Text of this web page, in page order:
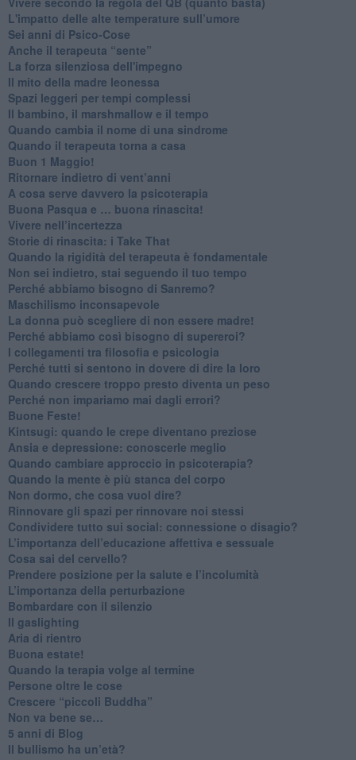
​L'impatto delle alte temperature sull’umore
Sei anni di Psico-Cose
​Anche il terapeuta “sente”
​La forza silenziosa dell'impegno
​Il mito della madre leonessa
Spazi leggeri per tempi complessi
Il bambino, il marshmallow e il tempo
​Quando cambia il nome di una sindrome
​Quando il terapeuta torna a casa
​Buon 1 Maggio!
Ritornare indietro di vent’anni
​A cosa serve davvero la psicoterapia
​Buona Pasqua e … buona rinascita!
​Vivere nell’incertezza
​Storie di rinascita: i Take That
​Quando la rigidità del terapeuta è fondamentale
​Non sei indietro, stai seguendo il tuo tempo
​Perché abbiamo bisogno di Sanremo?
​Maschilismo inconsapevole
​La donna può scegliere di non essere madre!
​Perché abbiamo così bisogno di supereroi?
​I collegamenti tra filosofia e psicologia
​Perché tutti si sentono in dovere di dire la loro
​Quando crescere troppo presto diventa un peso
​Perché non impariamo mai dagli errori?
​Buone Feste!
​Kintsugi: quando le crepe diventano preziose
Ansia e depressione: conoscerle meglio
Quando cambiare approccio in psicoterapia?
​Quando la mente è più stanca del corpo
Non dormo, che cosa vuol dire?
​Rinnovare gli spazi per rinnovare noi stessi
​Condividere tutto sui social: connessione o disagio?
​L’importanza dell’educazione affettiva e sessuale
​Cosa sai del cervello?
Prendere posizione per la salute e l’incolumità
L’importanza della perturbazione
​Bombardare con il silenzio
Il gaslighting
Aria di rientro
Buona estate!
​Quando la terapia volge al termine
​Persone oltre le cose
​Crescere “piccoli Buddha”
Non va bene se…
​5 anni di Blog
​Il bullismo ha un’età?